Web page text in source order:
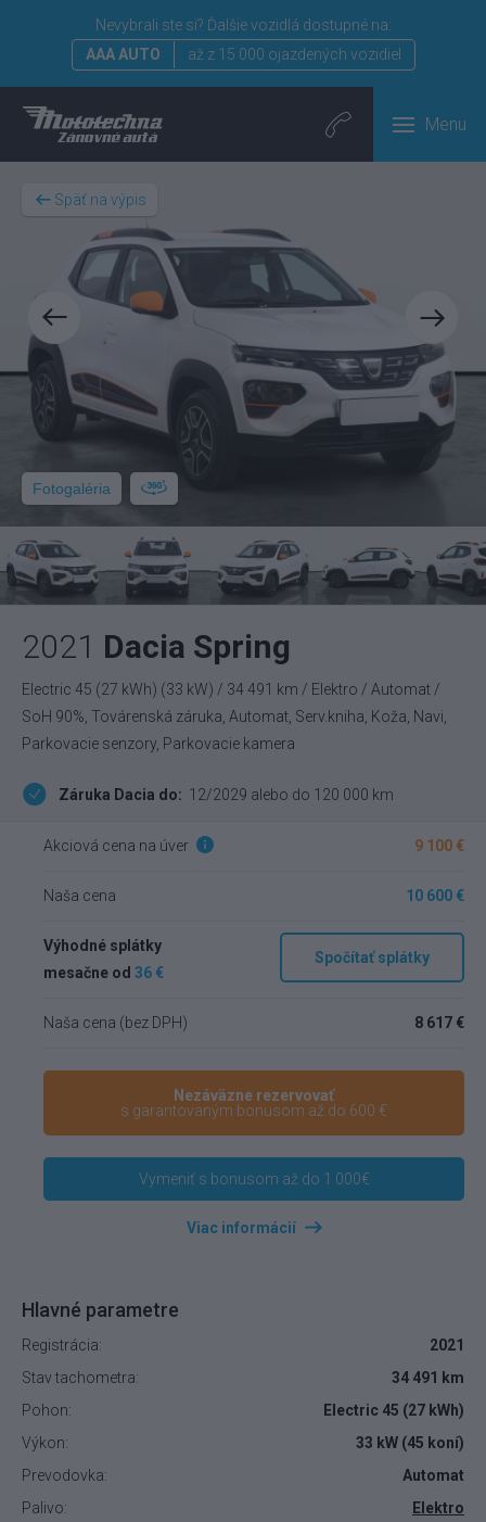
Nevybrali ste si? Ďalšie vozidlá dostupné na:
AAA AUTO
až z 15 000 ojazdených vozidiel
Menu
Späť na výpis
Fotogaléria
Akciová cena na úver 9 100 €
Naša cena 10 600 €
Výhodné splátky
mesačne od 36 €
Spočítať splátky
Naša cena (bez DPH) 8 617 €
Nezáväzne rezervovať
s garantovaným bonusom až do 600 €
Vymeniť s bonusom až do 1 000€
Viac informácií
2021 Dacia Spring
Electric 45 (27 kWh) (33 kW) / 34 491 km / Elektro / Automat /
SoH 90%, Továrenská záruka, Automat, Serv.kniha, Koža, Navi,
Parkovacie senzory, Parkovacie kamera
Záruka Dacia do: 12/2029 alebo do 120 000 km
Hlavné parametre
Registrácia:
2021
Stav tachometra:
34 491 km
Pohon:
Electric 45 (27 kWh)
Výkon:
33 kW (45 koní)
Prevodovka:
Automat
Palivo:
Elektro